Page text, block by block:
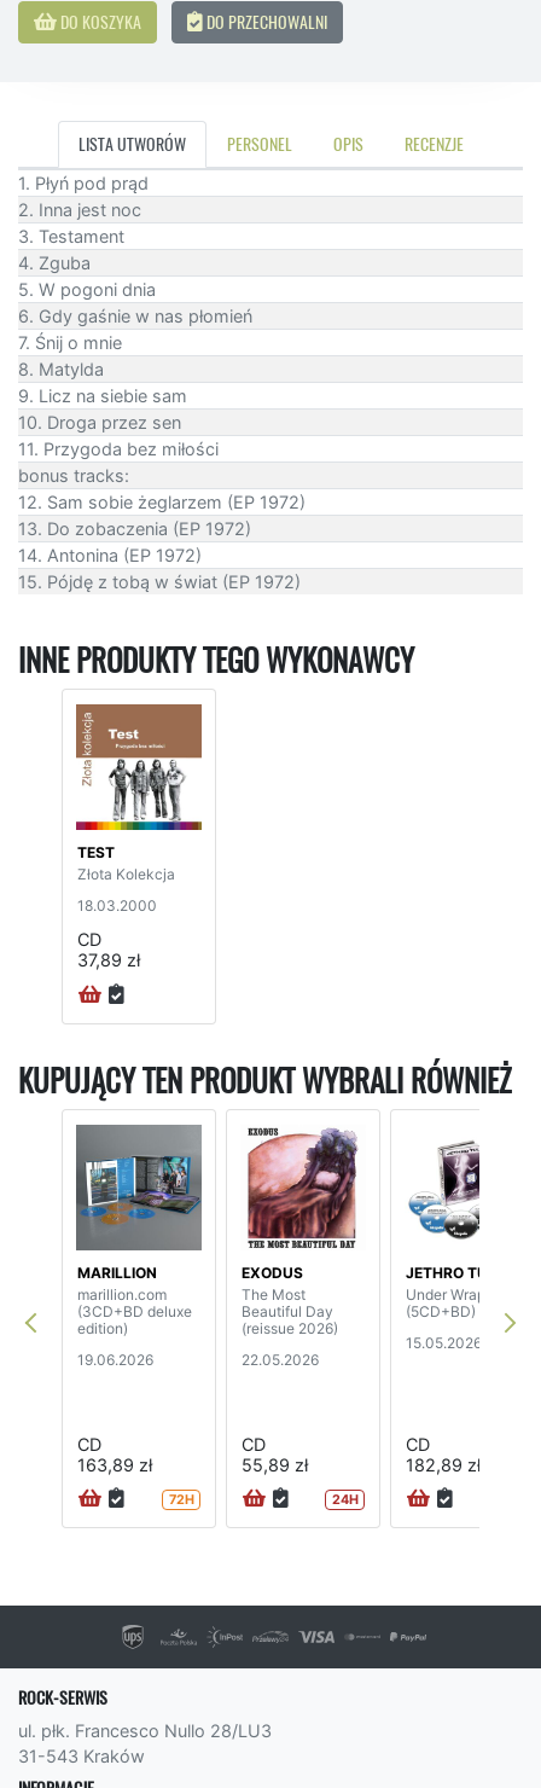
DO KOSZYKA DO PRZECHOWALNI
LISTA UTWORÓW PERSONEL OPIS RECENZJE
1. Płyń pod prąd
2. Inna jest noc
3. Testament
4. Zguba
5. W pogoni dnia
6. Gdy gaśnie w nas płomień
7. Śnij o mnie
8. Matylda
9. Licz na siebie sam
10. Droga przez sen
11. Przygoda bez miłości
bonus tracks:
12. Sam sobie żeglarzem (EP 1972)
13. Do zobaczenia (EP 1972)
14. Antonina (EP 1972)
15. Pójdę z tobą w świat (EP 1972)
INNE PRODUKTY TEGO WYKONAWCY
TEST
Złota Kolekcja
18.03.2000
CD
37,89 zł
KUPUJĄCY TEN PRODUKT WYBRALI RÓWNIEŻ
MARILLION
marillion.com
(3CD+BD deluxe
edition)
19.06.2026
CD
163,89 zł
72H
EXODUS
The Most
Beautiful Day
(reissue 2026)
22.05.2026
CD
55,89 zł
24H
JETHRO TULL
Under Wraps
(5CD+BD)
15.05.2026
CD
182,89 zł
ROCK-SERWIS
ul. płk. Francesco Nullo 28/LU3
31-543 Kraków